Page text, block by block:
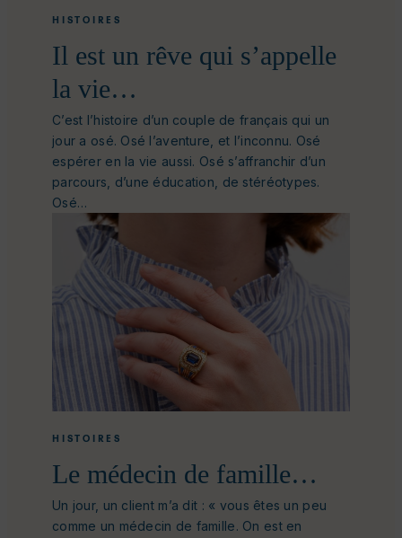
HISTOIRES
Il est un rêve qui s’appelle
la vie…
C’est l’histoire d’un couple de français qui un
jour a osé. Osé l’aventure, et l’inconnu. Osé
espérer en la vie aussi. Osé s’affranchir d’un
parcours, d’une éducation, de stéréotypes.
Osé…
HISTOIRES
Le médecin de famille…
Un jour, un client m’a dit : « vous êtes un peu
comme un médecin de famille. On est en